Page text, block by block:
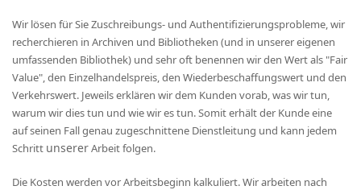
Wir lösen für Sie Zuschreibungs- und Authentifizierungsprobleme, wir
recherchieren in Archiven und Bibliotheken (und in unserer eigenen
umfassenden Bibliothek) und sehr oft benennen wir den Wert als "Fair
Value", den Einzelhandelspreis, den Wiederbeschaffungswert und den
Verkehrswert. Jeweils erklären wir dem Kunden vorab, was wir tun,
warum wir dies tun und wie wir es tun. Somit erhält der Kunde eine
auf seinen Fall genau zugeschnittene Dienstleitung und kann jedem
Schritt unsererArbeit folgen.
Die Kosten werden vor Arbeitsbeginn kalkuliert. Wir arbeiten nach